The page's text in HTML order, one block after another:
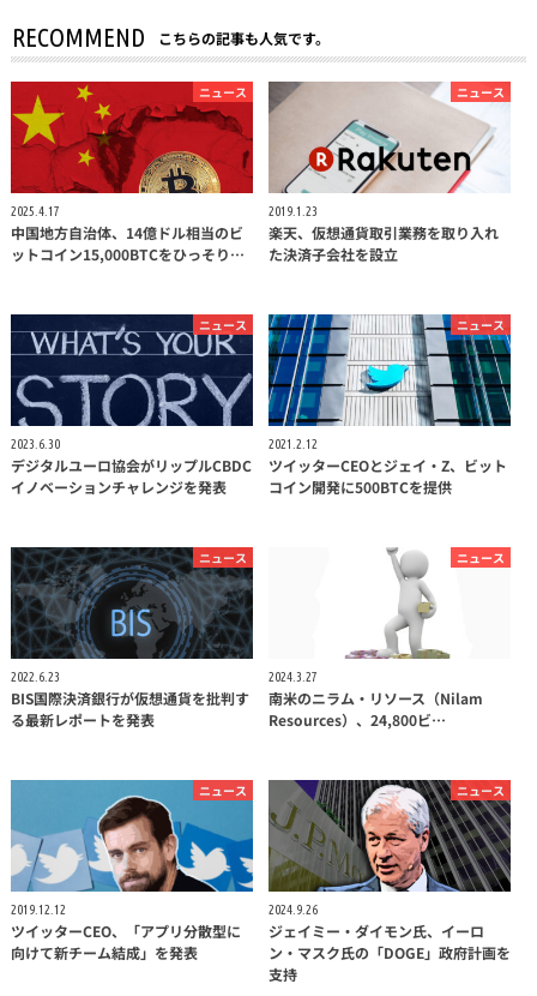
RECOMMEND こちらの記事も人気です。
ニュース
2025.4.17
中国地方自治体、14億ドル相当のビ
ットコイン15,000BTCをひっそり…
ニュース
2019.1.23
楽天、仮想通貨取引業務を取り入れ
た決済子会社を設立
ニュース
2023.6.30
デジタルユーロ協会がリップルCBDC
イノベーションチャレンジを発表
ニュース
2021.2.12
ツイッターCEOとジェイ・Z、ビット
コイン開発に500BTCを提供
ニュース
2022.6.23
BIS国際決済銀行が仮想通貨を批判す
る最新レポートを発表
ニュース
2024.3.27
南米のニラム・リソース（Nilam
Resources）、24,800ビ…
ニュース
2019.12.12
ツイッターCEO、「アプリ分散型に
向けて新チーム結成」を発表
ニュース
2024.9.26
ジェイミー・ダイモン氏、イーロ
ン・マスク氏の「DOGE」政府計画を
支持